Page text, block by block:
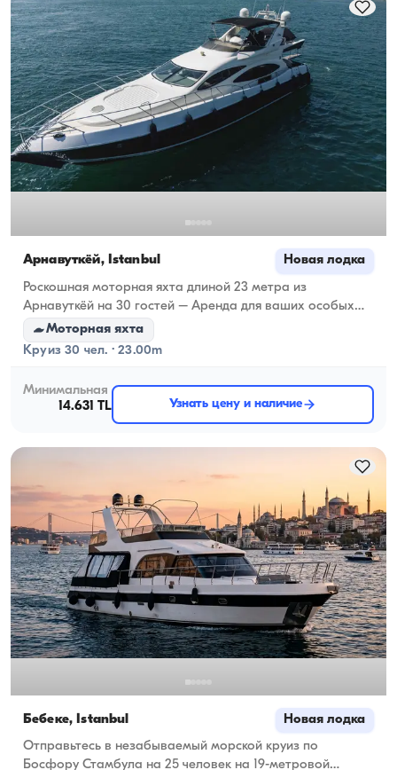
ходовую вместимость.
Арнавуткёй, İstanbul Новая лодка
Роскошная моторная яхта длиной 23 метра из
Арнавуткёй на 30 гостей – Аренда для ваших особых
случаевМоторная яхта
Круиз 30 чел. · 23.00m
Минимальная
14.631 TL
Узнать цену и наличие
Бебеке, İstanbul Новая лодка
Отправьтесь в незабываемый морской круиз по
Босфору Стамбула на 25 человек на 19-метровой